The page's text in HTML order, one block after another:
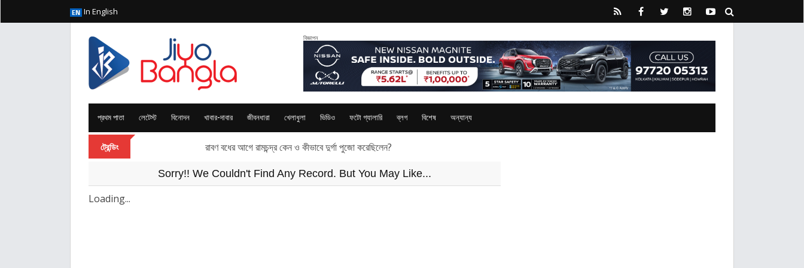
In English
বিজ্ঞাপন
প্রথম পাতা লেটেস্ট বিনোদন খাবার-দাবার জীবনধারা খেলাধুলা ভিডিও ফটো গ্যালারি ব্লগ বিশেষ অন্যান্য
ট্রেন্ডিং কেন দেবী দুর্গা বারাণসীতে চিরকাল অধিষ্ঠান করেন? রাজা সুবাহুর কাহিনি
Sorry!! We Couldn't Find Any Record. But You May Like...
Loading...